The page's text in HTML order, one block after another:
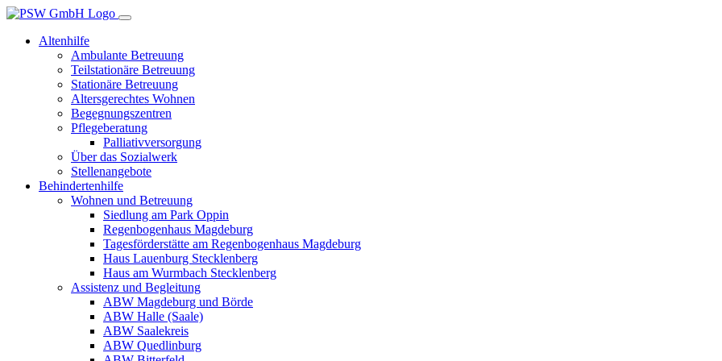
Altenhilfe
Ambulante Betreuung
Teilstationäre Betreuung
Stationäre Betreuung
Altersgerechtes Wohnen
Begegnungszentren
Pflegeberatung
Palliativversorgung
Über das Sozialwerk
Stellenangebote
Behindertenhilfe
Wohnen und Betreuung
Siedlung am Park Oppin
Regenbogenhaus Magdeburg
Tagesförderstätte am Regenbogenhaus Magdeburg
Haus Lauenburg Stecklenberg
Haus am Wurmbach Stecklenberg
Assistenz und Begleitung
ABW Magdeburg und Börde
ABW Halle (Saale)
ABW Saalekreis
ABW Quedlinburg